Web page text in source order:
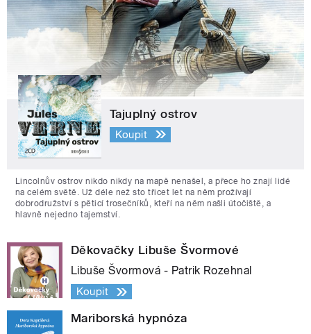
Tajuplný ostrov
Koupit
Lincolnův ostrov nikdo nikdy na mapě nenašel, a přece ho znají lidé
na celém světě. Už déle než sto třicet let na něm prožívají
dobrodružství s pěticí trosečníků, kteří na něm našli útočiště, a
hlavně nejedno tajemství.
Děkovačky Libuše Švormové
Libuše Švormová - Patrik Rozehnal
Koupit
Mariborská hypnóza